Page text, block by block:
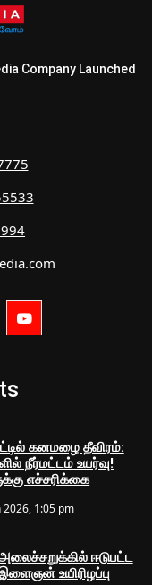
Company Launched
கனமழை தீவிரம்:
நீர்மட்டம் உயர்வு!
எச்சரிக்கை
2026, 1:05 pm
ஈடுபட்ட
உயிரிழப்பு